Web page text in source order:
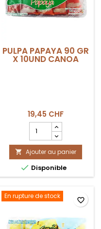
PULPA PAPAYA 90 GR
X 10UND CANOA
19,45 CHF
quantité
du
produit
PULPA
PAPAYA
90
x
 Ajouter au panier
 Disponible
En rupture de stock favorite_border